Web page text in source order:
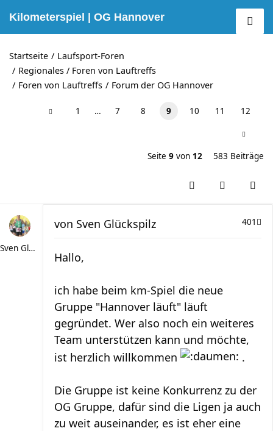
Kilometerspiel | OG Hannover
Startseite
Laufsport-Foren
Regionales / Foren von Lauftreffs
Foren von Lauftreffs
Forum der OG Hannover
1 … 7 8 9 10 11 12
Seite 9 von 12 583 Beiträge
Sven Glückspilz
401
von Sven Glückspilz
Hallo,
ich habe beim km-Spiel die neue
Gruppe "Hannover läuft" läuft
gegründet. Wer also noch ein weiteres
Team unterstützen kann und möchte,
ist herzlich willkommen
.
Die Gruppe ist keine Konkurrenz zu der
OG Gruppe, dafür sind die Ligen ja auch
zu weit auseinander, es ist eher eine